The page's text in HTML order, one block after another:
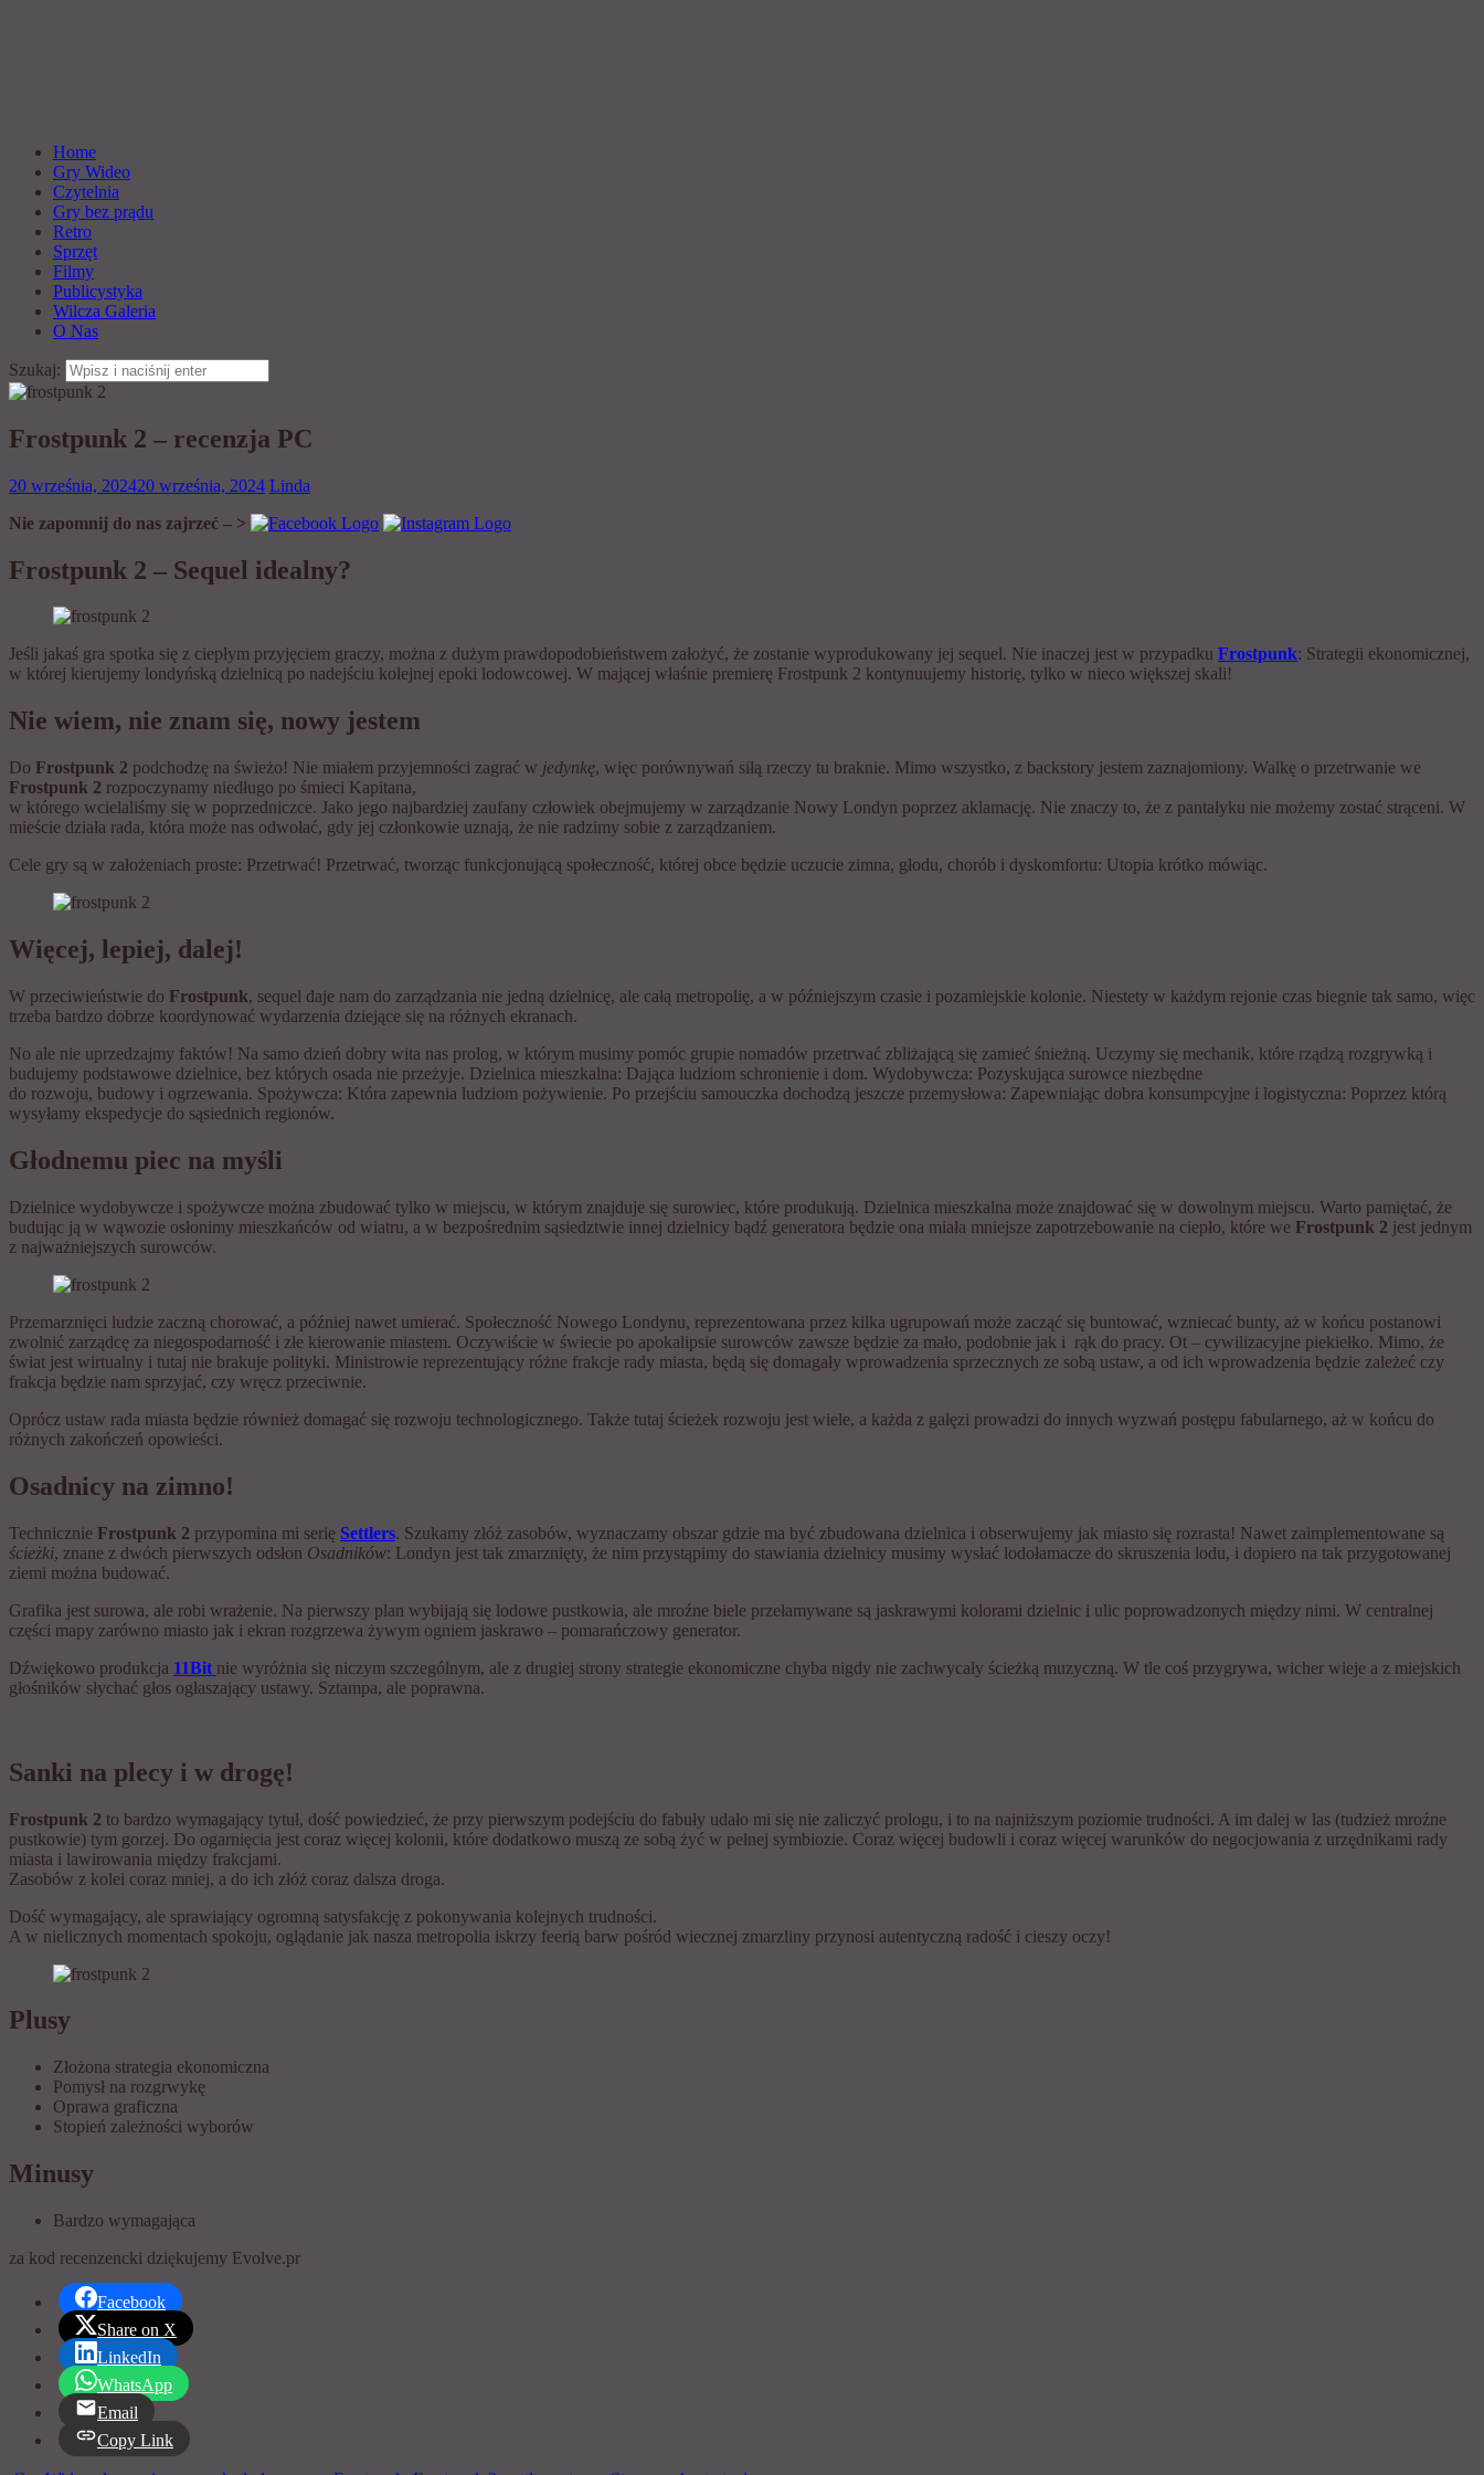
Home
Gry Wideo
Czytelnia
Gry bez prądu
Retro
Sprzęt
Filmy
Publicystyka
Wilcza Galeria
O Nas
Szukaj:
Frostpunk 2 – recenzja PC
20 września, 202420 września, 2024 Linda
Nie zapomnij do nas zajrzeć – >
Frostpunk 2 – Sequel idealny?
Jeśli jakaś gra spotka się z ciepłym przyjęciem graczy, można z dużym prawdopodobieństwem założyć, że zostanie wyprodukowany jej sequel. Nie inaczej jest w przypadku Frostpunk: Strategii ekonomicznej,
w której kierujemy londyńską dzielnicą po nadejściu kolejnej epoki lodowcowej. W mającej właśnie premierę Frostpunk 2 kontynuujemy historię, tylko w nieco większej skali!
Nie wiem, nie znam się, nowy jestem
Do Frostpunk 2 podchodzę na świeżo! Nie miałem przyjemności zagrać w jedynkę, więc porównywań siłą rzeczy tu braknie. Mimo wszystko, z backstory jestem zaznajomiony. Walkę o przetrwanie we
Frostpunk 2 rozpoczynamy niedługo po śmieci Kapitana,
w którego wcielaliśmy się w poprzedniczce. Jako jego najbardziej zaufany człowiek obejmujemy w zarządzanie Nowy Londyn poprzez aklamację. Nie znaczy to, że z pantałyku nie możemy zostać strąceni. W
mieście działa rada, która może nas odwołać, gdy jej członkowie uznają, że nie radzimy sobie z zarządzaniem.
Cele gry są w założeniach proste: Przetrwać! Przetrwać, tworząc funkcjonującą społeczność, której obce będzie uczucie zimna, głodu, chorób i dyskomfortu: Utopia krótko mówiąc.
Więcej, lepiej, dalej!
W przeciwieństwie do Frostpunk, sequel daje nam do zarządzania nie jedną dzielnicę, ale całą metropolię, a w późniejszym czasie i pozamiejskie kolonie. Niestety w każdym rejonie czas biegnie tak samo, więc
trzeba bardzo dobrze koordynować wydarzenia dziejące się na różnych ekranach.
No ale nie uprzedzajmy faktów! Na samo dzień dobry wita nas prolog, w którym musimy pomóc grupie nomadów przetrwać zbliżającą się zamieć śnieżną. Uczymy się mechanik, które rządzą rozgrywką i
budujemy podstawowe dzielnice, bez których osada nie przeżyje. Dzielnica mieszkalna: Dająca ludziom schronienie i dom. Wydobywcza: Pozyskująca surowce niezbędne
do rozwoju, budowy i ogrzewania. Spożywcza: Która zapewnia ludziom pożywienie. Po przejściu samouczka dochodzą jeszcze przemysłowa: Zapewniając dobra konsumpcyjne i logistyczna: Poprzez którą
wysyłamy ekspedycje do sąsiednich regionów.
Głodnemu piec na myśli
Dzielnice wydobywcze i spożywcze można zbudować tylko w miejscu, w którym znajduje się surowiec, które produkują. Dzielnica mieszkalna może znajdować się w dowolnym miejscu. Warto pamiętać, że
budując ją w wąwozie osłonimy mieszkańców od wiatru, a w bezpośrednim sąsiedztwie innej dzielnicy bądź generatora będzie ona miała mniejsze zapotrzebowanie na ciepło, które we Frostpunk 2 jest jednym
z najważniejszych surowców.
Przemarznięci ludzie zaczną chorować, a później nawet umierać. Społeczność Nowego Londynu, reprezentowana przez kilka ugrupowań może zacząć się buntować, wzniecać bunty, aż w końcu postanowi
zwolnić zarządcę za niegospodarność i złe kierowanie miastem. Oczywiście w świecie po apokalipsie surowców zawsze będzie za mało, podobnie jak i rąk do pracy. Ot – cywilizacyjne piekiełko. Mimo, że
świat jest wirtualny i tutaj nie brakuje polityki. Ministrowie reprezentujący różne frakcje rady miasta, będą się domagały wprowadzenia sprzecznych ze sobą ustaw, a od ich wprowadzenia będzie zależeć czy
frakcja będzie nam sprzyjać, czy wręcz przeciwnie.
Oprócz ustaw rada miasta będzie również domagać się rozwoju technologicznego. Także tutaj ścieżek rozwoju jest wiele, a każda z gałęzi prowadzi do innych wyzwań postępu fabularnego, aż w końcu do
różnych zakończeń opowieści.
Osadnicy na zimno!
Technicznie Frostpunk 2 przypomina mi serię Settlers. Szukamy złóż zasobów, wyznaczamy obszar gdzie ma być zbudowana dzielnica i obserwujemy jak miasto się rozrasta! Nawet zaimplementowane są
ścieżki, znane z dwóch pierwszych odsłon Osadników: Londyn jest tak zmarznięty, że nim przystąpimy do stawiania dzielnicy musimy wysłać lodołamacze do skruszenia lodu, i dopiero na tak przygotowanej
ziemi można budować.
Grafika jest surowa, ale robi wrażenie. Na pierwszy plan wybijają się lodowe pustkowia, ale mroźne biele przełamywane są jaskrawymi kolorami dzielnic i ulic poprowadzonych między nimi. W centralnej
części mapy zarówno miasto jak i ekran rozgrzewa żywym ogniem jaskrawo – pomarańczowy generator.
Dźwiękowo produkcja 11Bit nie wyróżnia się niczym szczególnym, ale z drugiej strony strategie ekonomiczne chyba nigdy nie zachwycały ścieżką muzyczną. W tle coś przygrywa, wicher wieje a z miejskich
głośników słychać głos ogłaszający ustawy. Sztampa, ale poprawna.
Sanki na plecy i w drogę!
Frostpunk 2 to bardzo wymagający tytuł, dość powiedzieć, że przy pierwszym podejściu do fabuły udało mi się nie zaliczyć prologu, i to na najniższym poziomie trudności. A im dalej w las (tudzież mroźne
pustkowie) tym gorzej. Do ogarnięcia jest coraz więcej kolonii, które dodatkowo muszą ze sobą żyć w pełnej symbiozie. Coraz więcej budowli i coraz więcej warunków do negocjowania z urzędnikami rady
miasta i lawirowania między frakcjami.
Zasobów z kolei coraz mniej, a do ich złóż coraz dalsza droga.
Dość wymagający, ale sprawiający ogromną satysfakcję z pokonywania kolejnych trudności.
A w nielicznych momentach spokoju, oglądanie jak nasza metropolia iskrzy feerią barw pośród wiecznej zmarzliny przynosi autentyczną radość i cieszy oczy!
Plusy
Złożona strategia ekonomiczna
Pomysł na rozgrwykę
Oprawa graficzna
Stopień zależności wyborów
Minusy
Bardzo wymagająca
za kod recenzencki dziękujemy Evolve.pr
Facebook
Share on X
LinkedIn
WhatsApp
Email
Copy Link